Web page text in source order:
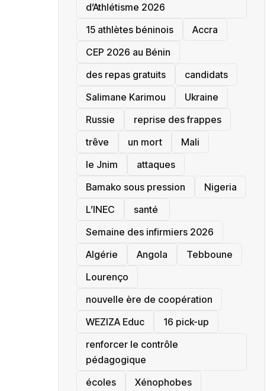
d’Athlétisme 2026
15 athlètes béninois
Accra
‎CEP 2026 au Bénin
des repas gratuits
candidats
Salimane Karimou
Ukraine
Russie
reprise des frappes
trêve
un mort
Mali
le Jnim
attaques
Bamako sous pression
‎Nigeria
L’INEC
santé ‎
Semaine des infirmiers 2026
‎Algérie
Angola
Tebboune
Lourenço
nouvelle ère de coopération
‎WEZIZA Educ
16 pick-up
renforcer le contrôle
pédagogique
écoles
‎Xénophobes